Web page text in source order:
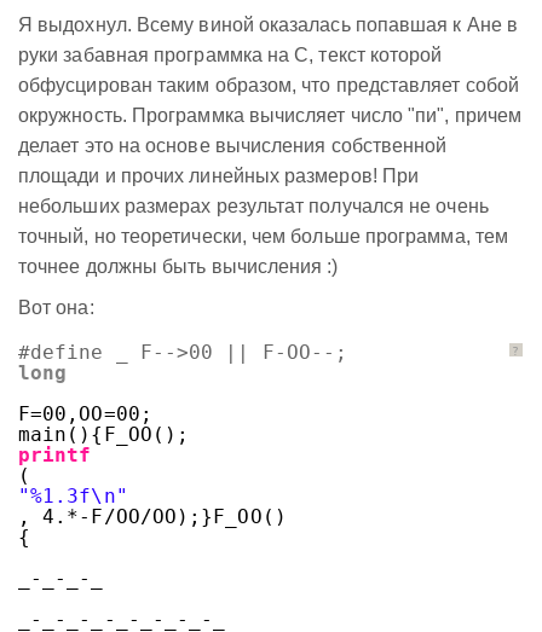
Я выдохнул. Всему виной оказалась попавшая к Ане в
руки забавная программка на C, текст которой
обфусцирован таким образом, что представляет собой
окружность. Программка вычисляет число "пи", причем
делает это на основе вычисления собственной
площади и прочих линейных размеров! При
небольших размерах результат получался не очень
точный, но теоретически, чем больше программа, тем
точнее должны быть вычисления :)
Вот она:
?
#define _ F-->00 || F-OO--;
long
F=00,OO=00;
main(){F_OO();
printf
(
"%1.3f\n"
, 4.*-F/OO/OO);}F_OO()
{
_-_-_-_
_-_-_-_-_-_-_-_-_